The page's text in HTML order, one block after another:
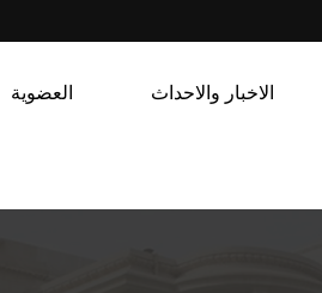
الاخبار والاحداث العضوية